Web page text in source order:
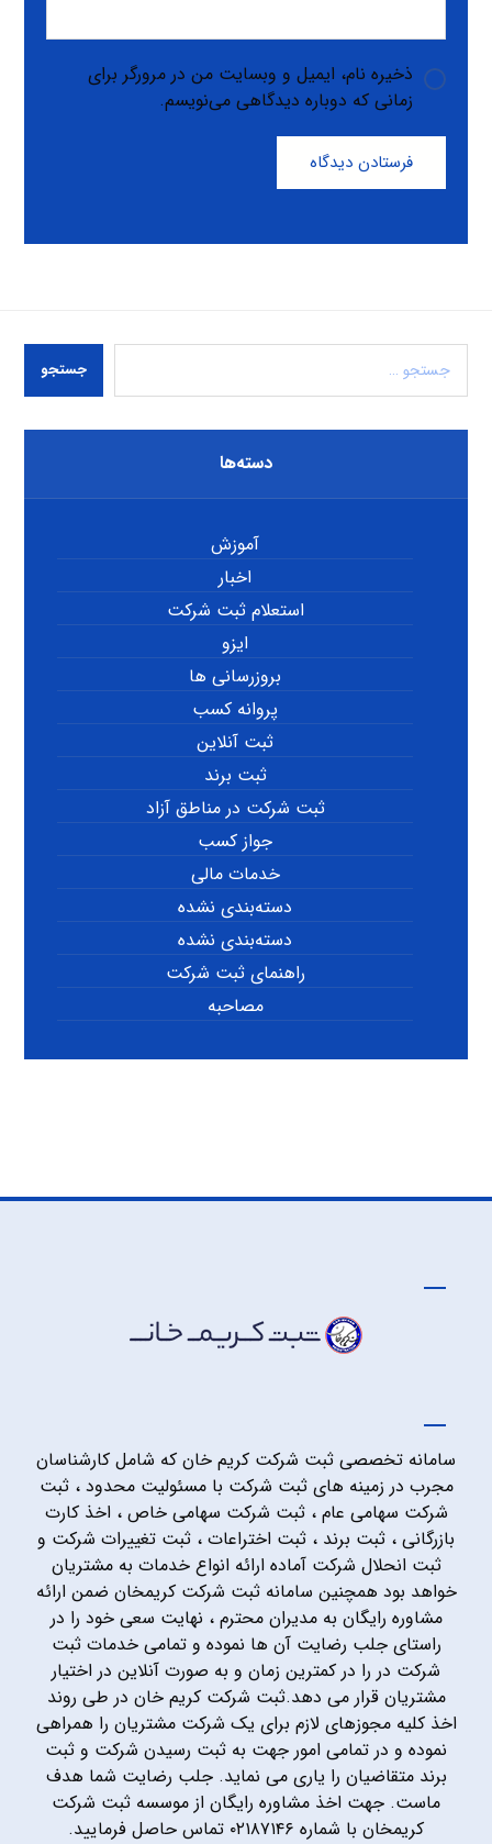
ذخیره نام، ایمیل و وبسایت من در مرورگر برای
زمانی که دوباره دیدگاهی می‌نویسم.
فرستادن دیدگاه
جستجو
دسته‌ها
آموزش
اخبار
استعلام ثبت شرکت
ایزو
بروزرسانی ها
پروانه کسب
ثبت آنلاین
ثبت برند
ثبت شرکت در مناطق آزاد
جواز کسب
خدمات مالی
دسته‌بندی نشده
دسته‌بندی نشده
راهنمای ثبت شرکت
مصاحبه
سامانه تخصصی ثبت شرکت کریم خان که شامل کارشناسان
مجرب در زمینه های ثبت شرکت با مسئولیت محدود ، ثبت
شرکت سهامی عام ، ثبت شرکت سهامی خاص ، اخذ کارت
بازرگانی ، ثبت برند ، ثبت اختراعات ، ثبت تغییرات شرکت و
ثبت انحلال شرکت آماده ارائه انواع خدمات به مشتریان
خواهد بود همچنین سامانه ثبت شرکت کریمخان ضمن ارائه
مشاوره رایگان به مدیران محترم ، نهایت سعی خود را در
راستای جلب رضایت آن ها نموده و تمامی خدمات ثبت
شرکت در را در کمترین زمان و به صورت آنلاین در اختیار
مشتریان قرار می دهد.ثبت شرکت کریم خان در طی روند
اخذ کلیه مجوزهای لازم برای یک شرکت مشتریان را همراهی
نموده و در تمامی امور جهت به ثبت رسیدن شرکت و ثبت
برند متقاضیان را یاری می نماید. جلب رضایت شما هدف
ماست. جهت اخذ مشاوره رایگان از موسسه ثبت شرکت
کریمخان با شماره ۰۲۱۸۷۱۴۶ تماس حاصل فرمایید.